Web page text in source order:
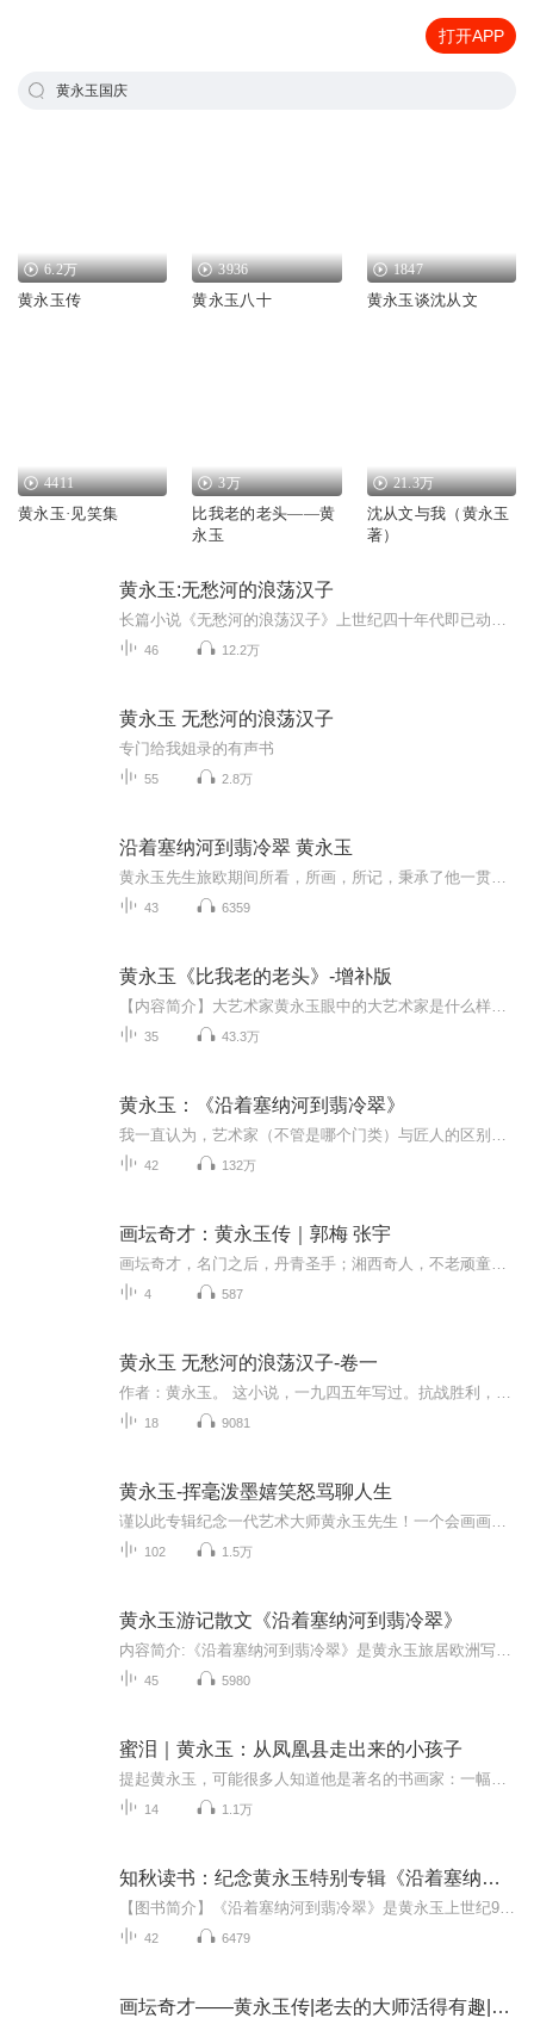
打开APP
黄永玉国庆
6.2万
黄永玉传
3936
黄永玉八十
1847
黄永玉谈沈从文
4411
黄永玉·见笑集
3万
比我老的老头——黄
永玉
21.3万
沈从文与我（黄永玉
著）
黄永玉:无愁河的浪荡汉子
46 12.2万
黄永玉 无愁河的浪荡汉子
专门给我姐录的有声书
55 2.8万
沿着塞纳河到翡冷翠 黄永玉
43 6359
黄永玉《比我老的老头》-增补版
35 43.3万
黄永玉：《沿着塞纳河到翡冷翠》
42 132万
画坛奇才：黄永玉传｜郭梅 张宇
4 587
黄永玉 无愁河的浪荡汉子-卷一
18 9081
黄永玉-挥毫泼墨嬉笑怒骂聊人生
102 1.5万
黄永玉游记散文《沿着塞纳河到翡冷翠》
45 5980
蜜泪｜黄永玉：从凤凰县走出来的小孩子
14 1.1万
知秋读书：纪念黄永玉特别专辑《沿着塞纳河到翡冷翠》
42 6479
画坛奇才——黄永玉传|老去的大师活得有趣|艺术名人传记|AI电子书